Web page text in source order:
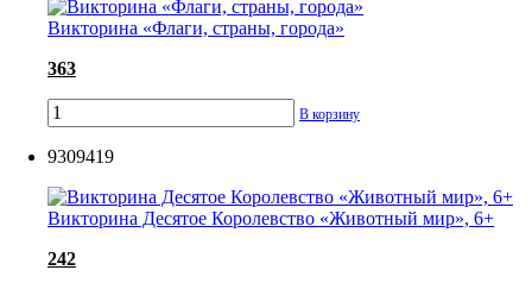
Викторина «Флаги, страны, города»
363
В корзину
9309419
Викторина Десятое Королевство «Животный мир», 6+
242